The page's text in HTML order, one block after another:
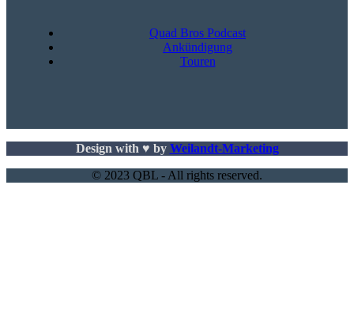
Quad Bros Podcast
Ankündigung
Touren
Design with ♥ by Weilandt-Marketing
© 2023 QBL - All rights reserved.